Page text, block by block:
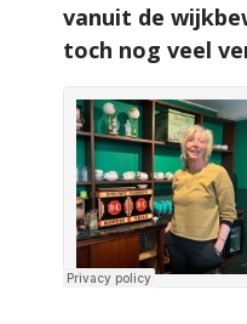
vanuit de
toch nog veel